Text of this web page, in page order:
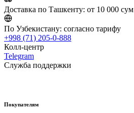
Доставка по Ташкенту: от 10 000 сум
По Узбекистану: согласно тарифу
+998 (71) 205-0-888
Колл-центр
Telegram
Служба поддержки
Покупателям